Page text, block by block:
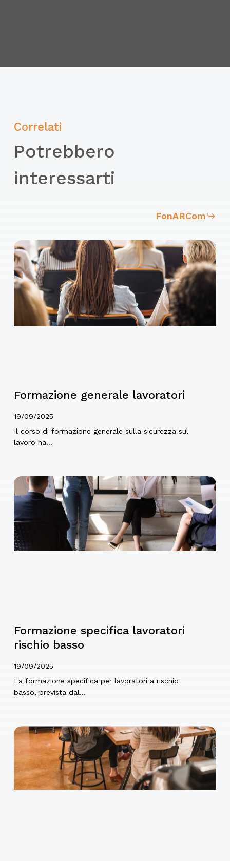
presa visione e chiarimenti sui dispositivi
esercitazioni sull’uso degli estintori
chiarimenti ed esercitazione riguardante
l’attività di sorveglianza.
Correlati
Potrebbero
interessarti
FonARCom
Formazione generale lavoratori
19/09/2025
Il corso di formazione generale sulla sicurezza sul
lavoro ha…
Formazione specifica lavoratori
rischio basso
19/09/2025
La formazione specifica per lavoratori a rischio
basso, prevista dal…